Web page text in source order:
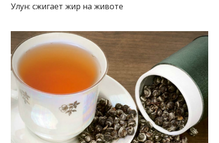
Улун: сжигает жир на животе